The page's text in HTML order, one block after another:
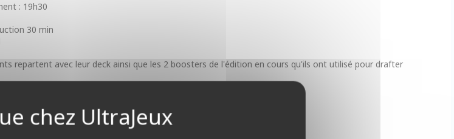
: 19h30
30 min
repartent avec leur deck ainsi que les 2 boosters de l'édition en cours qu'ils ont utilisé pour drafter
enregistrement sur carde.io